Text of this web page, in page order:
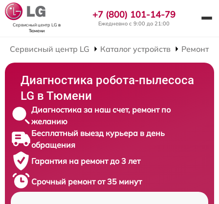
Сервисный центр LG в
Тюмени
+7 (800) 101-14-79
Ежедневно с 9:00 до 21:00
Сервисный центр LG Каталог устройств Ремонт
Диагностика робота-пылесоса
LG в Тюмени
Диагностика за наш счет, ремонт по
желанию
Бесплатный выезд курьера в день
обращения
Гарантия на ремонт до 3 лет
Срочный ремонт от 35 минут